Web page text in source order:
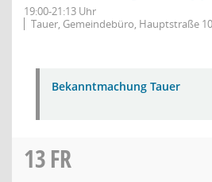
19:00-21:13 Uhr
Tauer, Gemeindebüro, Hauptstraße
Bekanntmachung Tauer
13FR